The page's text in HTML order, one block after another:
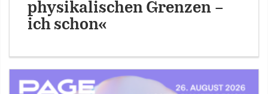
physikalischen Grenzen –
ich schon«